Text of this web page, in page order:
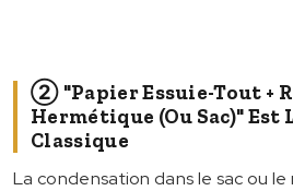
② "Papier Essuie-Tout +
Hermétique (ou Sac)" Est
Classique
La condensation dans le sac ou